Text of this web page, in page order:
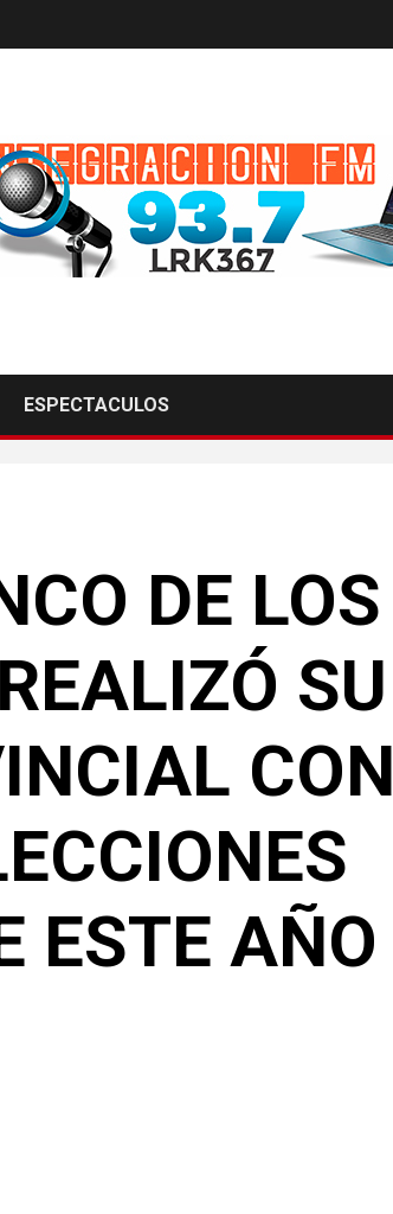
ESPECTACULOS
DE LOS
SU
CON
ESTE AÑO